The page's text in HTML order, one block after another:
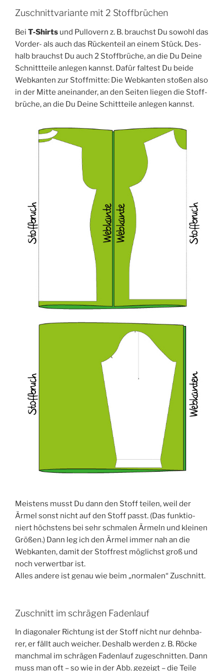
Zuschnittvariante mit 2 Stoffbrüchen
Bei T‑Shirts und Pull­overn z. B. brauchst Du sowohl das
Vor­der- als auch das Rücken­teil an einem Stück. Des­
halb brauchst Du auch 2 Stoff­brü­che, an die Du Dei­ne
Schnitt­tei­le anle­gen kannst. Dafür fal­test Du bei­de
Web­kan­ten zur Stoff­mit­te: Die Web­kan­ten sto­ßen also
in der Mit­te anein­an­der, an den Sei­ten lie­gen die Stoff­
brü­che, an die Du Dei­ne Schitt­tei­le anle­gen kannst.
Meis­tens musst Du dann den Stoff tei­len, weil der
Ärmel sonst nicht auf den Stoff passt. (Das funk­tio­
niert höchs­tens bei sehr schma­len Ärmeln und klei­nen
Grö­ßen.) Dann leg ich den Ärmel immer nah an die
Web­kan­ten, damit der Stoff­rest mög­lichst groß und
noch ver­wert­bar ist.
Alles ande­re ist genau wie beim „nor­ma­len“ Zuschnitt.
Zuschnitt im schrägen Fadenlauf
In dia­go­na­ler Rich­tung ist der Stoff nicht nur dehn­ba­
rer, er fällt auch wei­cher. Des­halb wer­den z. B. Röcke
manch­mal im schrä­gen Faden­lauf zuge­schnit­ten. Dann
muss man oft – so wie in der Abb. gezeigt – die Tei­le